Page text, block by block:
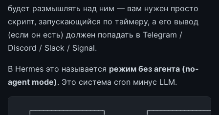
будет размышлять над ним — вам нужен просто
скрипт, запускающийся по таймеру, а его вывод
(если он есть) должен попадать в Telegram /
Discord / Slack / Signal.
В Hermes это называется режим без агента (no-
agent mode). Это система cron минус LLM.
┌──────────────────┐